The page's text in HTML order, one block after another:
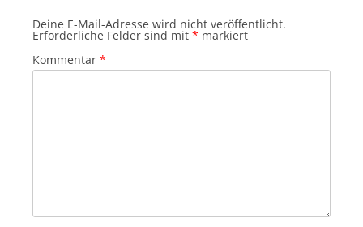
Deine E-Mail-Adresse wird nicht veröffentlicht.
Erforderliche Felder sind mit * markiert
Kommentar *